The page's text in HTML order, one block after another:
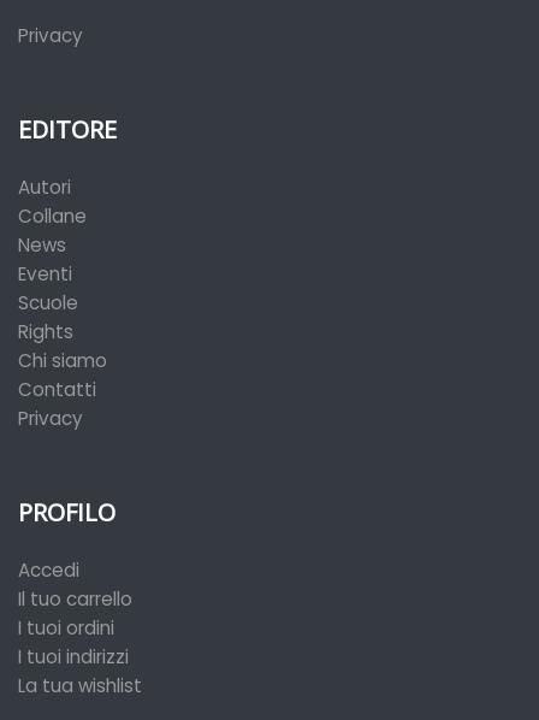
Privacy
EDITORE
Autori
Collane
News
Eventi
Scuole
Rights
Chi siamo
Contatti
Privacy
PROFILO
Accedi
Il tuo carrello
I tuoi ordini
I tuoi indirizzi
La tua wishlist